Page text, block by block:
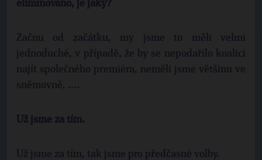
eliminováno, je jaký?
Začnu od začátku, my jsme to měli velmi
jednoduché, v případě, že by se nepodařilo koalici
najít společného premiéra, neměli jsme většinu ve
sněmovně, ....
Už jsme za tím.
Už jsme za tím, tak jsme pro předčasné volby.